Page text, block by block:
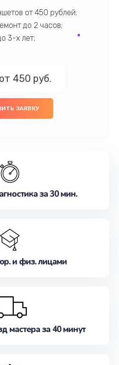
от 450 рублей;
до 2 часов;
3-х лет;
от 450 руб.
ЗАЯВКУ
за 30 мин.
и физ. лицами
мастера за 40 минут